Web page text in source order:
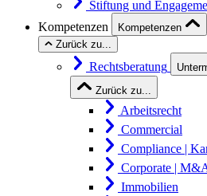
Stiftung und
Kompetenzen
Kompetenzen
Zurück zu...
Rechtsberatung
Zurück zu...
Arbeitsrecht
Commercial
Compliance |
Corporate |
Immobilien